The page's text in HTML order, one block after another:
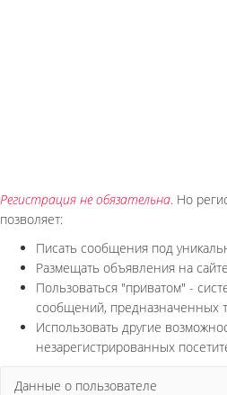
Регистрация не обязательна. Но
позволяет:
Писать сообщения под
Размещать объявления на
Пользоваться "приватом" -
сообщений, предназначенных
Использовать другие
незарегистрированных
Данные о пользователе